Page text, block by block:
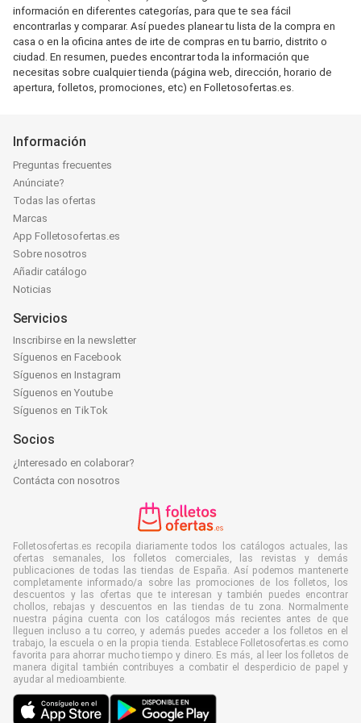
información en diferentes categorías, para que te sea fácil
encontrarlas y comparar. Así puedes planear tu lista de la compra en
casa o en la oficina antes de irte de compras en tu barrio, distrito o
ciudad. En resumen, puedes encontrar toda la información que
necesitas sobre cualquier tienda (página web, dirección, horario de
apertura, folletos, promociones, etc) en Folletosofertas.es.
Información
Preguntas frecuentes
Anúnciate?
Todas las ofertas
Marcas
App Folletosofertas.es
Sobre nosotros
Añadir catálogo
Noticias
Servicios
Inscribirse en la newsletter
Síguenos en Facebook
Síguenos en Instagram
Síguenos en Youtube
Síguenos en TikTok
Socios
¿Interesado en colaborar?
Contácta con nosotros
Folletosofertas.es recopila diariamente todos los catálogos actuales, las
ofertas semanales, los folletos comerciales, las revistas y demás
publicaciones de todas las tiendas de España. Así podemos mantenerte
completamente informado/a sobre las promociones de los folletos, los
descuentos y las ofertas que te interesan y también puedes encontrar
chollos, rebajas y descuentos en las tiendas de tu zona. Normalmente
nuestra página cuenta con los catálogos más recientes antes de que
lleguen incluso a tu correo, y además puedes acceder a los folletos en el
trabajo, la escuela o en la propia tienda. Establece Folletosofertas.es como
favorita para ahorrar mucho tiempo y dinero. Es más, al leer los folletos de
manera digital también contribuyes a combatir el desperdicio de papel y
ayudar al medioambiente.